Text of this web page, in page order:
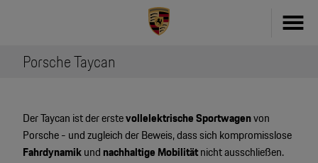
Fahrzeug konfigurieren
911
Zubehör
Zubehör Finder
Porsche Taycan
Der Taycan ist der erstevollelektrischeSportwagenvon
Porsche - und zugleich der Beweis, dass sich kompromisslose
FahrdynamikundnachhaltigeMobilitätnicht ausschließen.